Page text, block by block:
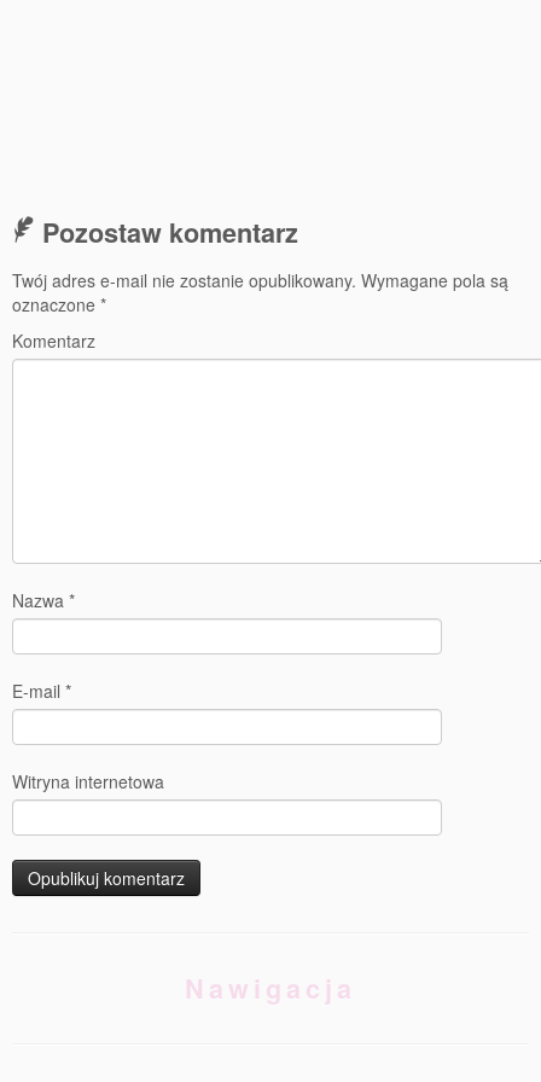
Pozostaw komentarz
Twój adres e-mail nie zostanie opublikowany. Wymagane pola są
oznaczone *
Komentarz
Nazwa *
E-mail *
Witryna internetowa
Nawigacja